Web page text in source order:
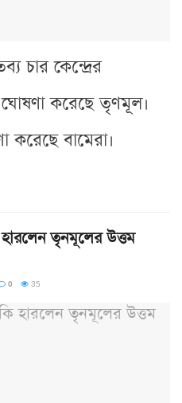
চার কেন্দ্রের
ঘোষণা করেছে তৃণমূল।
করেছে বামেরা।
তৃনমূলের উত্তম
0 35